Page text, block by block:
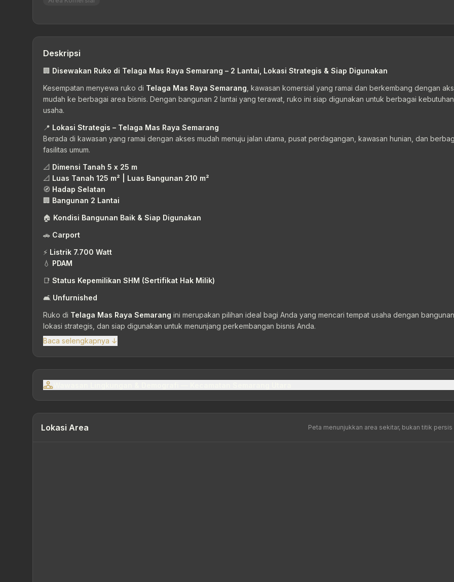
Deskripsi
🏢 Disewakan Ruko di Telaga Mas Raya Semarang – 2 Lantai, Lokasi Strategis & Siap Digunakan
Kesempatan menyewa ruko di Telaga Mas Raya Semarang , kawasan komersial yang ramai dan berkembang dengan
mudah ke berbagai area bisnis. Dengan bangunan 2 lantai yang terawat, ruko ini siap digunakan untuk berbagai kebutuhan
usaha.
📍 Lokasi Strategis – Telaga Mas Raya Semarang
Berada di kawasan yang ramai dengan akses mudah menuju jalan utama, pusat perdagangan, kawasan hunian, dan
fasilitas umum.
📐 Dimensi Tanah 5 x 25 m
📐 Luas Tanah 125 m² | Luas Bangunan 210 m²
🧭 Hadap Selatan
🏢 Bangunan 2 Lantai
🏠 Kondisi Bangunan Baik & Siap Digunakan
🚗 Carport
⚡ Listrik 7.700 Watt
💧 PDAM
📑 Status Kepemilikan SHM (Sertifikat Hak Milik)
🛋 Unfurnished
Ruko di Telaga Mas Raya Semarang ini merupakan pilihan ideal bagi Anda yang mencari tempat usaha dengan bangunan
lokasi strategis, dan siap digunakan untuk menunjang perkembangan bisnis Anda.
Baca selengkapnya ↓
Lokasi Area Peta menunjukkan area sekitar, bukan titik